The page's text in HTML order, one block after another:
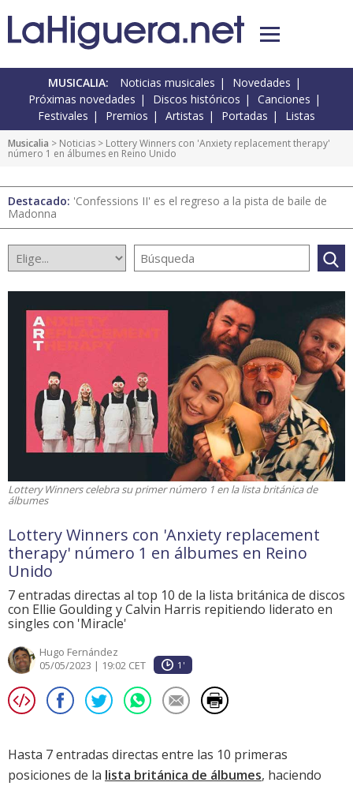
MUSICALIA: Noticias musicales
Novedades
Próximas novedades
Discos históricos
Canciones
Festivales
Premios Artistas Portadas Listas
Musicalia > Noticias > Lottery Winners con 'Anxiety replacement therapy'
número 1 en álbumes en Reino Unido
Destacado: 'Confessions II' es el regreso a la pista de baile de
Madonna
Lottery Winners celebra su primer número 1 en la lista británica de
álbumes
Lottery Winners con 'Anxiety replacement
therapy' número 1 en álbumes en Reino
Unido
7 entradas directas al top 10 de la lista británica de discos
con Ellie Goulding y Calvin Harris repitiendo liderato en
singles con 'Miracle'
Hugo Fernández
05/05/2023 | 19:02 CET
1'
Hasta 7 entradas directas entre las 10 primeras
posiciones de la lista británica de álbumes, haciendo